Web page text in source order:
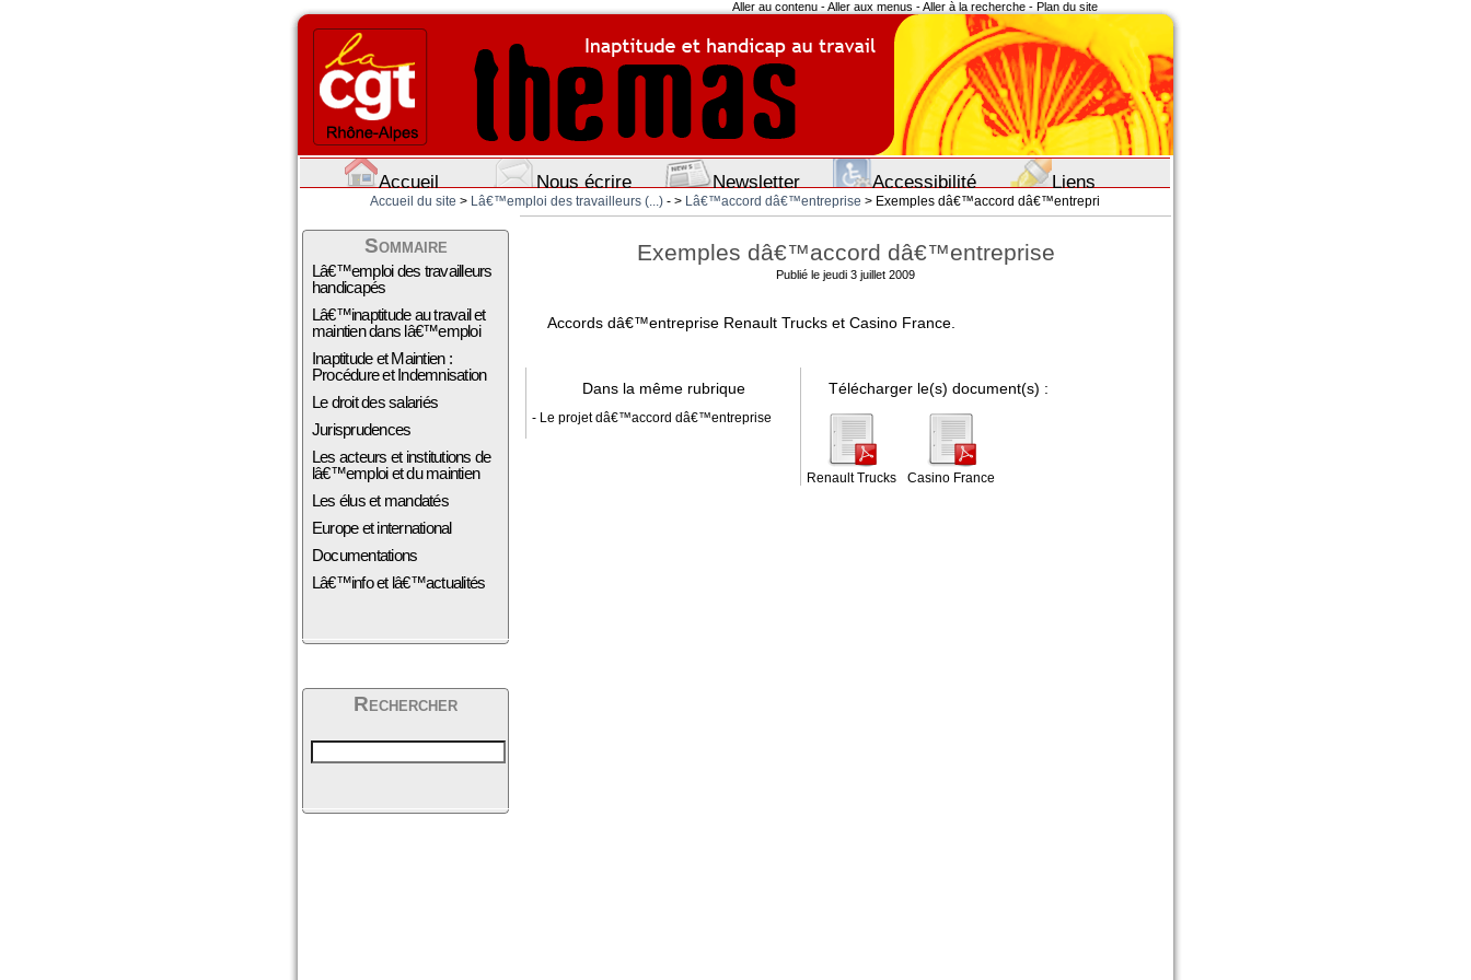
Aller au contenu -Aller aux menus -Aller à la recherche - Plan du site
Accueil Nous écrire Newsletter Accessibilité Liens
Accueil du site > Lâ€™emploi des travailleurs (...) - > Lâ€™accord dâ€™entreprise > Exemples dâ€™accord dâ€™entrepri
Sommaire
Lâ€™emploi des travailleurs
handicapés
Lâ€™inaptitude au travail et
maintien dans lâ€™emploi
Inaptitude et Maintien :
Procédure et Indemnisation
Le droit des salariés
Jurisprudences
Les acteurs et institutions de
lâ€™emploi et du maintien
Les élus et mandatés
Europe et international
Documentations
Lâ€™info et lâ€™actualités
Rechercher
Exemples dâ€™accord dâ€™entreprise
Publié le jeudi 3 juillet 2009
Accords dâ€™entreprise Renault Trucks et Casino France.
Dans la même rubrique
- Le projet dâ€™accord dâ€™entreprise
Télécharger le(s) document(s) :
Renault Trucks Casino France